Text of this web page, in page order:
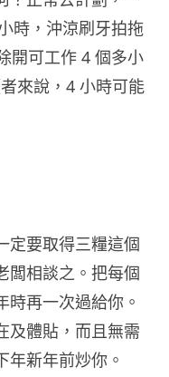
時，沖涼刷牙拍拖
開可工作 4 個多小
來說，4 小時可能
定要取得三糧這個
闆相談之。把每個
時再一次過給你。
及體貼，而且無需
年新年前炒你。